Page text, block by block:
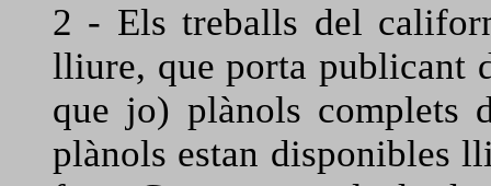
2 - Els treballs del
lliure, que porta publicant
que jo) plànols complets
plànols estan disponibles